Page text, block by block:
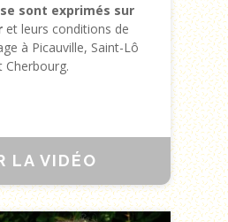
sont exprimés sur
et leurs conditions de
à Picauville, Saint-Lô
Cherbourg.
LA VIDÉO